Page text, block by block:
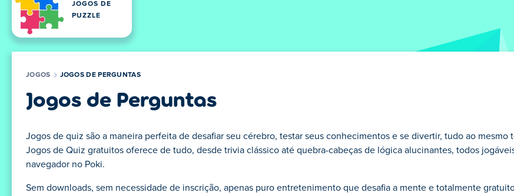
JOGOS DE
PUZZLE
JOGOS JOGOS DE PERGUNTAS
Jogos de Perguntas
Jogos de quiz são a maneira perfeita de desafiar seu cérebro, testar seus conhecimentos e se divertir, tudo ao mesmo
Jogos de Quiz gratuitos oferece de tudo, desde trivia clássico até quebra-cabeças de lógica alucinantes, todos
navegador no Poki.
Sem downloads, sem necessidade de inscrição, apenas puro entretenimento que desafia a mente e totalmente